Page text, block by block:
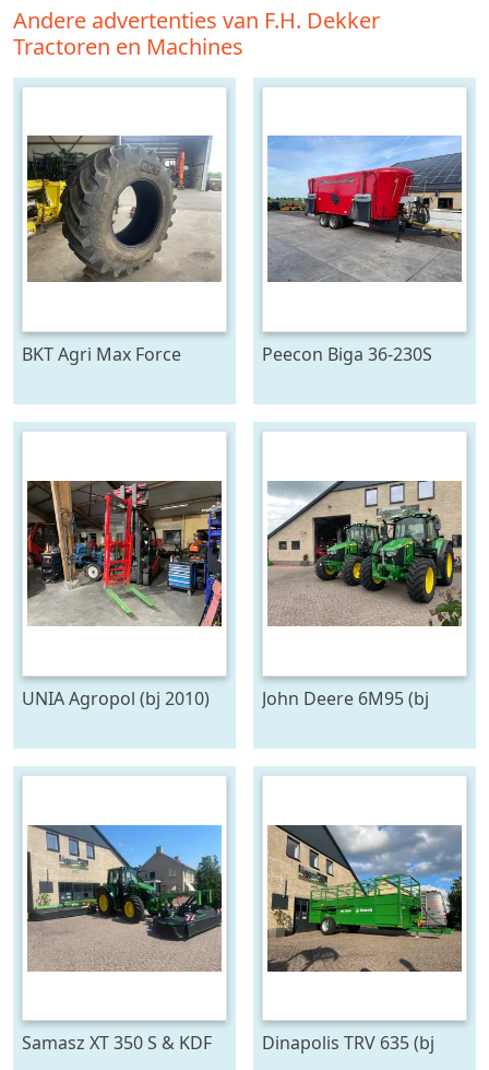
Andere advertenties van F.H. Dekker
Tractoren en Machines
BKT Agri Max Force
Peecon Biga 36-230S
2026)
UNIA Agropol (bj 2010)
John Deere 6M95 (bj
Samasz XT 350 S & KDF
Dinapolis TRV 635 (bj